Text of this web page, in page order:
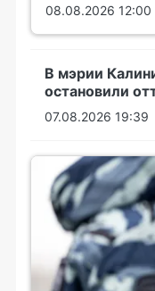
08.08.2026 12:00
В мэрии
остановили
07.08.2026 19:39